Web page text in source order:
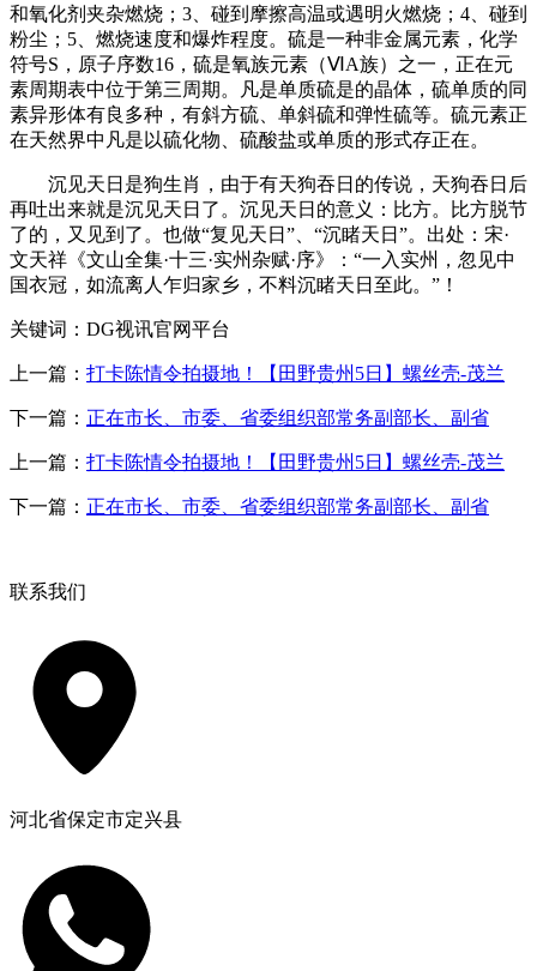
和氧化剂夹杂燃烧；3、碰到摩擦高温或遇明火燃烧；4、碰到
粉尘；5、燃烧速度和爆炸程度。硫是一种非金属元素，化学
符号S，原子序数16，硫是氧族元素（ⅥA族）之一，正在元
素周期表中位于第三周期。凡是单质硫是的晶体，硫单质的同
素异形体有良多种，有斜方硫、单斜硫和弹性硫等。硫元素正
在天然界中凡是以硫化物、硫酸盐或单质的形式存正在。
沉见天日是狗生肖，由于有天狗吞日的传说，天狗吞日后
再吐出来就是沉见天日了。沉见天日的意义：比方。比方脱节
了的，又见到了。也做“复见天日”、“沉睹天日”。出处：宋·
文天祥《文山全集·十三·实州杂赋·序》：“一入实州，忽见中
国衣冠，如流离人乍归家乡，不料沉睹天日至此。”！
关键词：DG视讯官网平台
上一篇： 打卡陈情令拍摄地！【田野贵州5日】螺丝壳-茂兰
下一篇： 正在市长、市委、省委组织部常务副部长、副省
上一篇： 打卡陈情令拍摄地！【田野贵州5日】螺丝壳-茂兰
下一篇： 正在市长、市委、省委组织部常务副部长、副省
联系我们
河北省保定市定兴县